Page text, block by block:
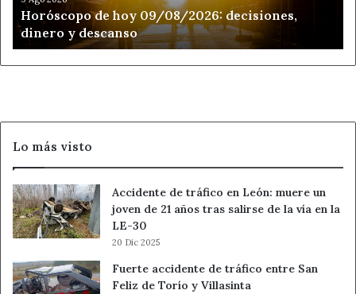
Horóscopo de hoy 09/08/2026: decisiones,
dinero y descanso
Lo más visto
Accidente de tráfico en León: muere un
joven de 21 años tras salirse de la vía en la
LE-30
20 Dic 2025
Fuerte accidente de tráfico entre San
Feliz de Torío y Villasinta